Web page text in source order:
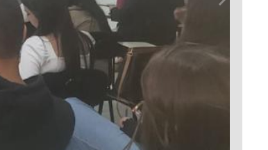
Orientação para
Descarte - URCAMP
Normas Laboratório
Normas Laboratório
Normas Laboratório